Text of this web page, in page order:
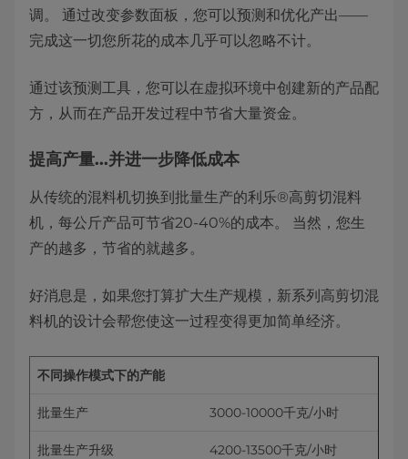
调。 通过改变参数面板，您可以预测和优化产出——
完成这一切您所花的成本几乎可以忽略不计。
通过该预测工具，您可以在虚拟环境中创建新的产品配
方，从而在产品开发过程中节省大量资金。
提高产量...并进一步降低成本
从传统的混料机切换到批量生产的利乐®高剪切混料
机，每公斤产品可节省20-40%的成本。 当然，您生
产的越多，节省的就越多。
好消息是，如果您打算扩大生产规模，新系列高剪切混
料机的设计会帮您使这一过程变得更加简单经济。
不同操作模式下的产能
批量生产 3000-10000千克/小时
批量生产升级 4200-13500千克/小时